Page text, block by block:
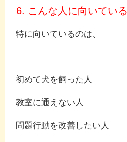
6. こんな人に向いている
特に向いているのは、
初めて犬を飼った人
教室に通えない人
問題行動を改善したい人